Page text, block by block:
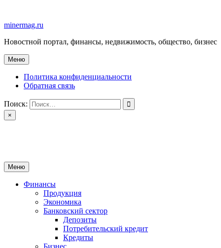
содержимому
minermag.ru
Новостной портал, финансы, недвижимость, общество, бизнес
Меню
Политика конфиденциальности
Обратная связь
Поиск:
×
Меню
Финансы
Продукция
Экономика
Банковский сектор
Депозиты
Потребительский кредит
Кредиты
Бизнес